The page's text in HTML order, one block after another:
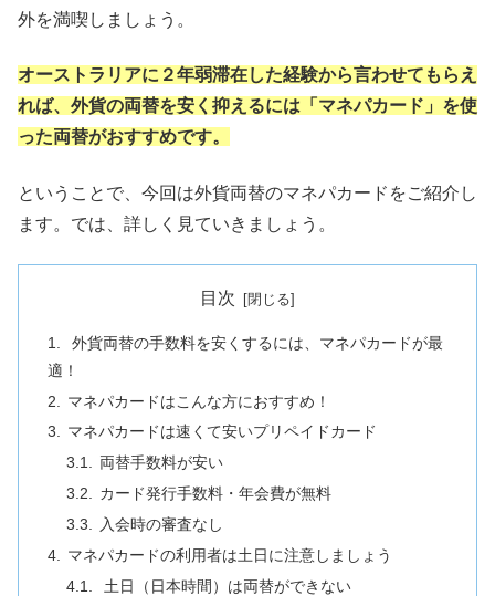
外を満喫しましょう。
オーストラリアに２年弱滞在した経験から言わせてもらえ
れば、外貨の両替を安く抑えるには「マネパカード」を使
った両替がおすすめです。
ということで、今回は外貨両替のマネパカードをご紹介し
ます。では、詳しく見ていきましょう。
目次
外貨両替の手数料を安くするには、マネパカードが最
適！
マネパカードはこんな方におすすめ！
マネパカードは速くて安いプリペイドカード
両替手数料が安い
カード発行手数料・年会費が無料
入会時の審査なし
マネパカードの利用者は土日に注意しましょう
土日（日本時間）は両替ができない